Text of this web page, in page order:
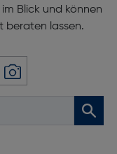
Blick und können
beraten lassen.